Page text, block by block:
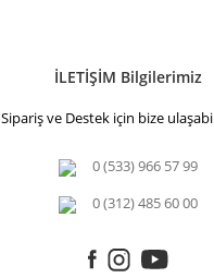
İLETİŞİM Bilgilerimiz
Sipariş ve Destek için bize
0 (533) 966 57 99
0 (312) 485 60 00